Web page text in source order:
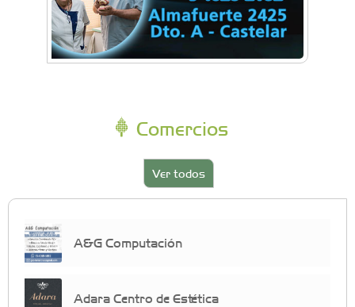
Comercios
Ver todos
A&G Computación
Adara Centro de Estética